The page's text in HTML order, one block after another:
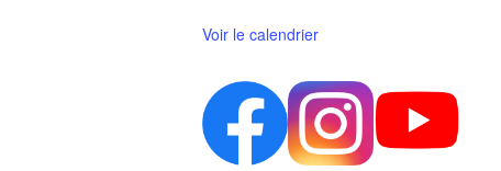
Voir le calendrier